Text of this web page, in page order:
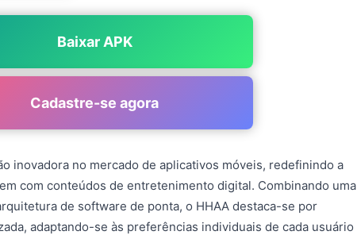
Baixar APK
Cadastre-se agora
inovadora no mercado de aplicativos móveis, redefinindo a
com conteúdos de entretenimento digital. Combinando uma
de software de ponta, o HHAA destaca-se por
adaptando-se às preferências individuais de cada usuário